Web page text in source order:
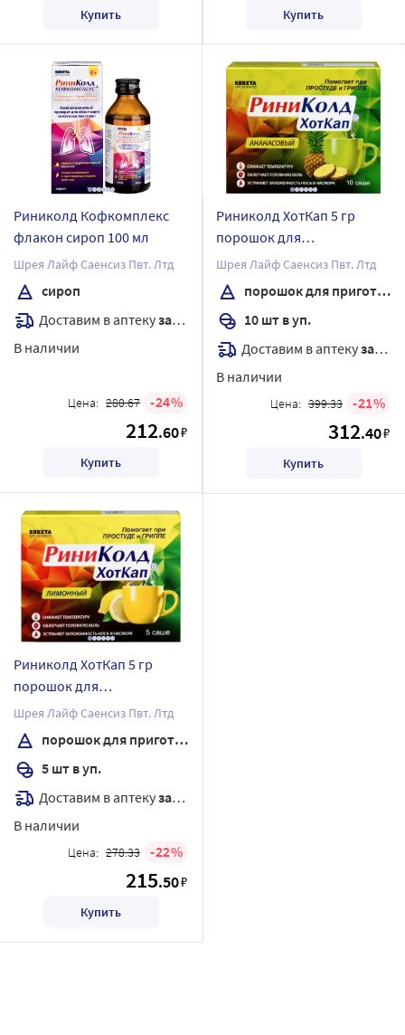
Купить Купить
Риниколд Кофкомплекс
флакон сироп 100 мл
Шрея Лайф Саенсиз Пвт. Лтд
сироп
Доставим в аптекузавтра
В наличии
Цена: 280.67 24
212.60₽
Купить
Риниколд ХотКап 5 гр
порошок для
приготовления раствора
для приема внутрь пакет
10 шт. вкус ананас
Шрея Лайф Саенсиз Пвт. Лтд
порошок для приготовления раствора
10 шт в уп.
Доставим в аптекузавтра
В наличии
Цена: 399.33 21
312.40₽
Купить
Риниколд ХотКап 5 гр
порошок для
приготовления раствора
для приема внутрь пакет 5
шт. вкус лимон
Шрея Лайф Саенсиз Пвт. Лтд
порошок для приготовления раствора
5 шт в уп.
Доставим в аптекузавтра
В наличии
Цена: 278.33 22
215.50₽
Купить